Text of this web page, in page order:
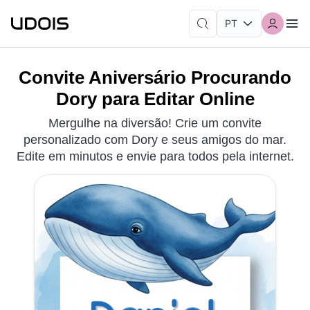
Convite Aniversário Procurando
Dory para Editar Online
Mergulhe na diversão! Crie um convite
personalizado com Dory e seus amigos do mar.
Edite em minutos e envie para todos pela internet.